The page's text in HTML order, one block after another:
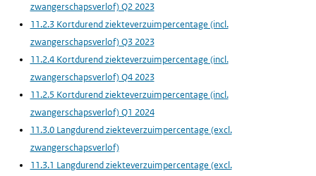
zwangerschapsverlof) Q2 2023
11.2.3 Kortdurend ziekteverzuimpercentage (incl.
zwangerschapsverlof) Q3 2023
11.2.4 Kortdurend ziekteverzuimpercentage (incl.
zwangerschapsverlof) Q4 2023
11.2.5 Kortdurend ziekteverzuimpercentage (incl.
zwangerschapsverlof) Q1 2024
11.3.0 Langdurend ziekteverzuimpercentage (excl.
zwangerschapsverlof)
11.3.1 Langdurend ziekteverzuimpercentage (excl.